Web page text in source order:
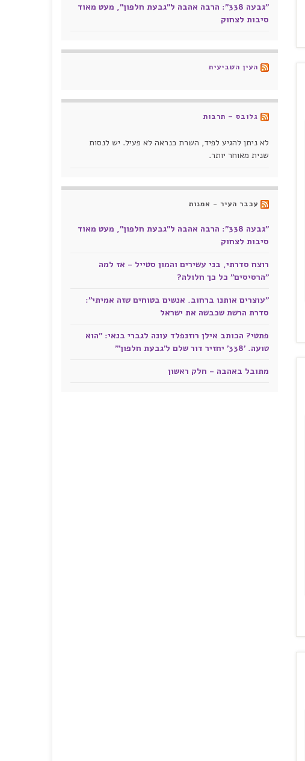
"גבעה 338": הרבה אהבה ל"גבעת חלפון", מעט מאוד
סיבות לצחוק
העין השביעית
גלובס – תרבות
לא ניתן להגיע לפיד, השרת כנראה לא פעיל. יש לנסות
שנית מאוחר יותר.
עכבר העיר - אמנות
"גבעה 338": הרבה אהבה ל"גבעת חלפון", מעט מאוד
סיבות לצחוק
רוצח סדרתי, בני עשירים והמון סטייל - אז למה
"הרסיסים" כל כך חלולה?
"עוצרים אותנו ברחוב. אנשים בטוחים שזה אמיתי":
סדרת הרשת שכבשה את ישראל
פתטי? הכותב אילן רוזנפלד עונה לגברי בנאי: "הוא
טועה. '338' יחזיר דור שלם ל'גבעת חלפון'"
מתובל באהבה - חלק ראשון